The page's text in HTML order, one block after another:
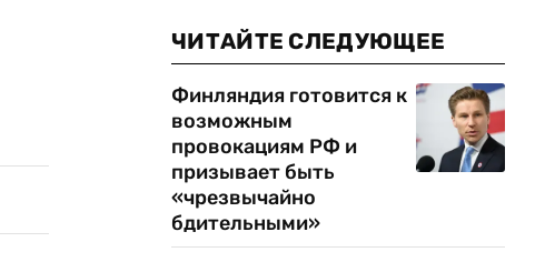
ЧИТАЙТЕ СЛЕДУЮЩЕЕ
Финляндия готовится к
возможным
провокациям РФ и
призывает быть
«чрезвычайно
бдительными»